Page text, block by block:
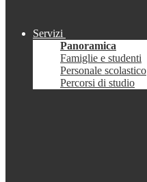
Servizi
Panoramica
Famiglie e studenti
Personale scolastico
Percorsi di studio